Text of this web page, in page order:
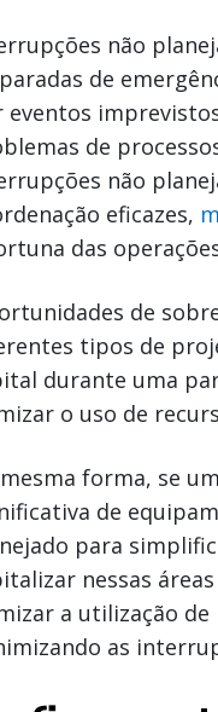
não
de
eventos
de
não
eficazes,
das
de
tipos de
durante uma
o uso de
forma, se
de
para
nessas
a utilização de
as